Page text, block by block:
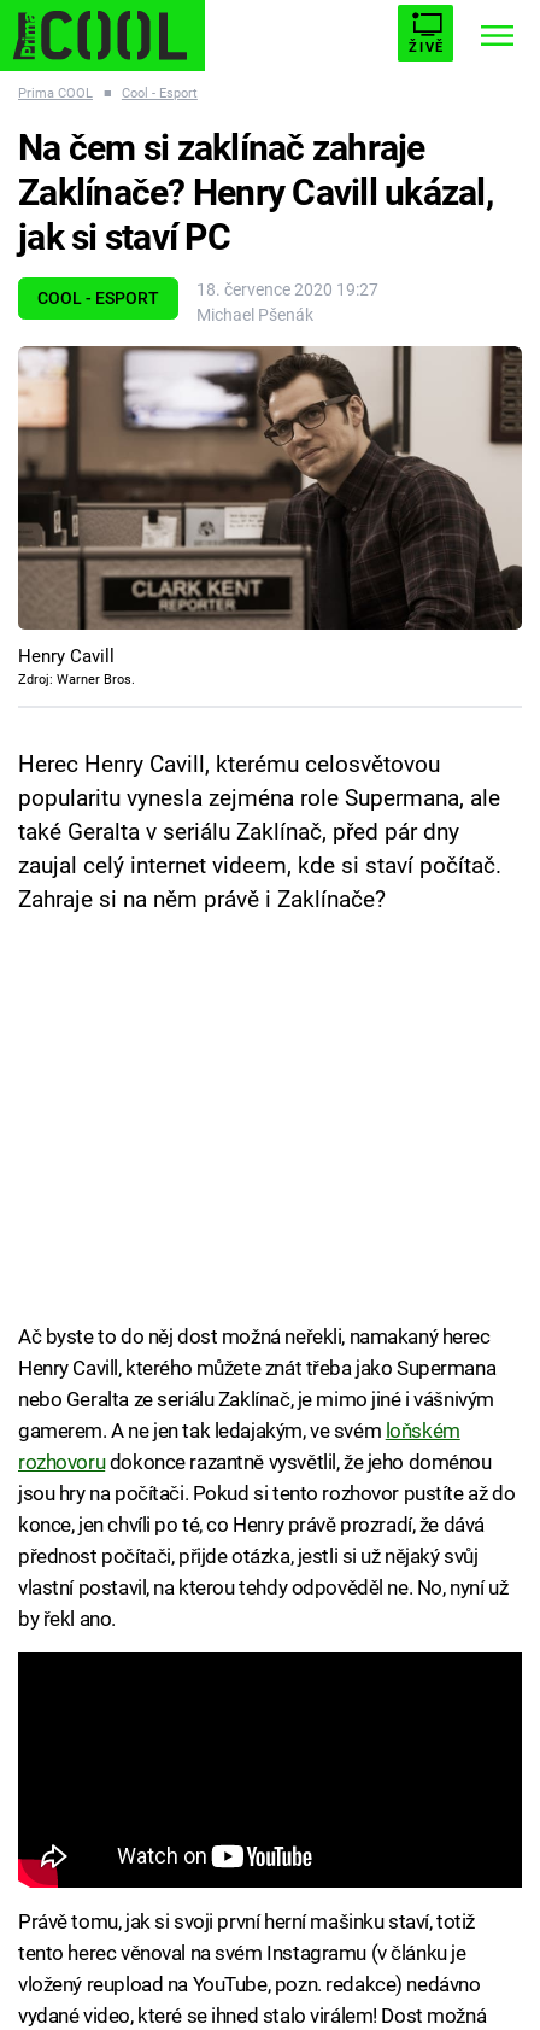
ŽIVĚ
ESCAPE PLNEJ KOTEL AVENGERS 5
Témata
Filmy
Hry
Cool Esport
Pořady
TV Program
Přihlášení
Sledujte nás
Prima COOL ■ Cool - Esport
COOL - ESPORT
18. července 2020 19:27
Michael Pšenák
Na čem si zaklínač zahraje
Zaklínače? Henry Cavill ukázal,
jak si staví PC
Henry Cavill
Zdroj: Warner Bros.
Herec Henry Cavill, kterému celosvětovou
popularitu vynesla zejména role Supermana, ale
také Geralta v seriálu Zaklínač, před pár dny
zaujal celý internet videem, kde si staví počítač.
Zahraje si na něm právě i Zaklínače?
Ač byste to do něj dost možná neřekli, namakaný herec
Henry Cavill, kterého můžete znát třeba jako Supermana
nebo Geralta ze seriálu Zaklínač, je mimo jiné i vášnivým
gamerem. A ne jen tak ledajakým, ve svém loňském
rozhovorudokonce razantně vysvětlil, že jeho doménou
jsou hry na počítači. Pokud si tento rozhovor pustíte až do
konce, jen chvíli po té, co Henry právě prozradí, že dává
přednost počítači, přijde otázka, jestli si už nějaký svůj
vlastní postavil, na kterou tehdy odpověděl ne. No, nyní už
by řekl ano.
Právě tomu, jak si svoji první herní mašinku staví, totiž
tento herec věnoval na svém Instagramu (v článku je
vložený reupload na YouTube, pozn. redakce) nedávno
vydané video, které se ihned stalo virálem! Dost možná